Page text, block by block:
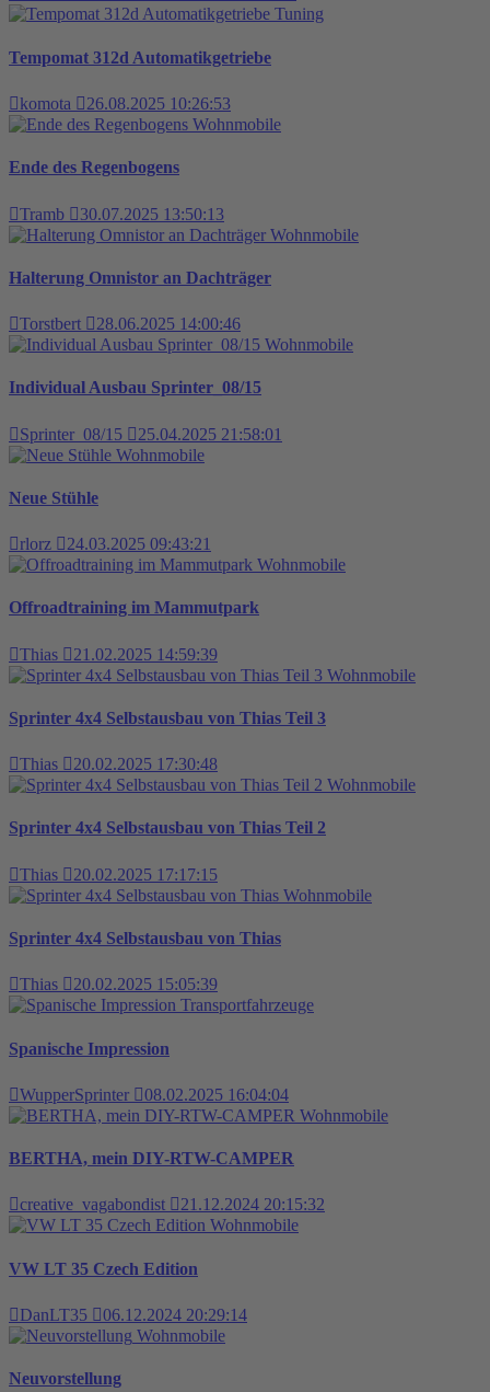
Tuning
Tempomat 312d Automatikgetriebe
komota
26.08.2025 10:26:53
Wohnmobile
Ende des Regenbogens
Tramb
30.07.2025 13:50:13
Wohnmobile
Halterung Omnistor an Dachträger
Torstbert
28.06.2025 14:00:46
Wohnmobile
Individual Ausbau Sprinter_08/15
Sprinter_08/15
25.04.2025 21:58:01
Wohnmobile
Neue Stühle
rlorz
24.03.2025 09:43:21
Wohnmobile
Offroadtraining im Mammutpark
Thias
21.02.2025 14:59:39
Wohnmobile
Sprinter 4x4 Selbstausbau von Thias Teil 3
Thias
20.02.2025 17:30:48
Wohnmobile
Sprinter 4x4 Selbstausbau von Thias Teil 2
Thias
20.02.2025 17:17:15
Wohnmobile
Sprinter 4x4 Selbstausbau von Thias
Thias
20.02.2025 15:05:39
Transportfahrzeuge
Spanische Impression
WupperSprinter
08.02.2025 16:04:04
Wohnmobile
BERTHA, mein DIY-RTW-CAMPER
creative_vagabondist
21.12.2024 20:15:32
Wohnmobile
VW LT 35 Czech Edition
DanLT35
06.12.2024 20:29:14
Wohnmobile
Neuvorstellung